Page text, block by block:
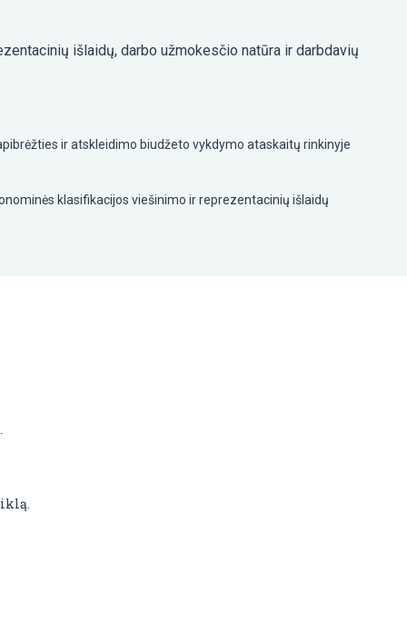
išlaidų, darbo užmokesčio natūra ir darbdavių
ir atskleidimo biudžeto vykdymo ataskaitų rinkinyje
klasifikacijos viešinimo ir reprezentacinių išlaidų